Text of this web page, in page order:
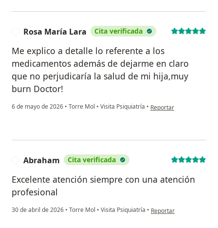
Rosa María Lara Cita verificada
Me explico a detalle lo referente a los
medicamentos además de dejarme en claro
que no perjudicaría la salud de mi hija,muy
burn Doctor!
6 de mayo de 2026 • Torre Mol • Visita Psiquiatría • en opinión del usuario
Reportar
Abraham Cita verificada
Excelente atención siempre con una atención
profesional
30 de abril de 2026 • Torre Mol • Visita Psiquiatría • en opinión del usuario
Reportar